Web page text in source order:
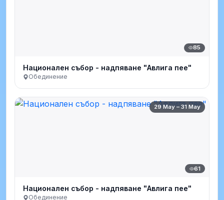
85
Национален събор - надпяване "Авлига пее"
Обединение
29 May – 31 May
61
Национален събор - надпяване "Авлига пее"
Обединение